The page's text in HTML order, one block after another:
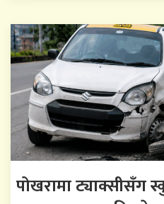
पोखरामा ट्याक्सीसँग